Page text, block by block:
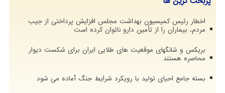
اخطار رئیس کمیسیون بهداشت مجلس افزایش پرداختی از جیب
مردم، بیماران را از تأمین دارو ناتوان کرده است
بریکس و شانگهای موقعیت های طلایی ایران برای شکست دیوار
محاصره هستند
بسته جامع احیای تولید با رویکرد شرایط جنگ آماده می شود